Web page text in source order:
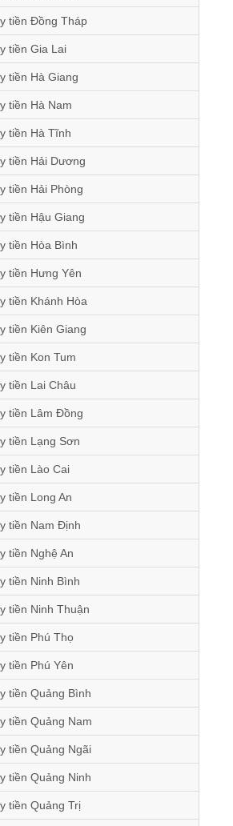
tiền Đồng Tháp
tiền Gia Lai
tiền Hà Giang
tiền Hà Nam
tiền Hà Tĩnh
tiền Hải Dương
tiền Hải Phòng
tiền Hậu Giang
tiền Hòa Bình
tiền Hưng Yên
tiền Khánh Hòa
tiền Kiên Giang
tiền Kon Tum
tiền Lai Châu
tiền Lâm Đồng
tiền Lạng Sơn
tiền Lào Cai
tiền Long An
tiền Nam Định
tiền Nghệ An
tiền Ninh Bình
tiền Ninh Thuận
tiền Phú Thọ
tiền Phú Yên
tiền Quảng Bình
tiền Quảng Nam
tiền Quảng Ngãi
tiền Quảng Ninh
tiền Quảng Trị